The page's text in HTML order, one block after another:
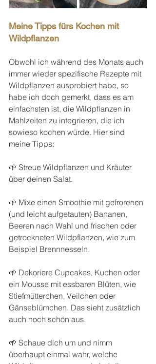
Meine Tipps fürs Kochen mit
Wildpflanzen
Obwohl ich während des Monats auch
immer wieder spezifische Rezepte mit
Wildpflanzen ausprobiert habe, so
habe ich doch gemerkt, dass es am
einfachsten ist, die Wildpflanzen in
Mahlzeiten zu integrieren, die ich
sowieso kochen würde. Hier sind
meine Tipps:
🌱 Streue Wildpflanzen und Kräuter
über deinen Salat.
🌱 Mixe einen Smoothie mit gefrorenen
(und leicht aufgetauten) Bananen,
Beeren nach Wahl und frischen oder
getrockneten Wildpflanzen, wie zum
Beispiel Brennnesseln.
🌱 Dekoriere Cupcakes, Kuchen oder
ein Mousse mit essbaren Blüten, wie
Stiefmütterchen, Veilchen oder
Gänseblümchen. Das sieht zusätzlich
auch noch schön aus.
🌱 Schaue dich um und nimm
überhaupt einmal wahr, welche